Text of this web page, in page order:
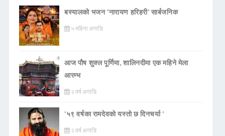
बस्यालको भजन ‘नारायण हरिहरी’ सार्बजनिक
५ महिना अगाडि
आज पौष शुक्ल पूर्णिमा, शालिनदीमा एक महिने मेला
आरम्भ
२ वर्ष अगाडि
‘५९ वर्षका रामदेवकाे यस्ताे छ दिनचर्या ’
२ वर्ष अगाडि